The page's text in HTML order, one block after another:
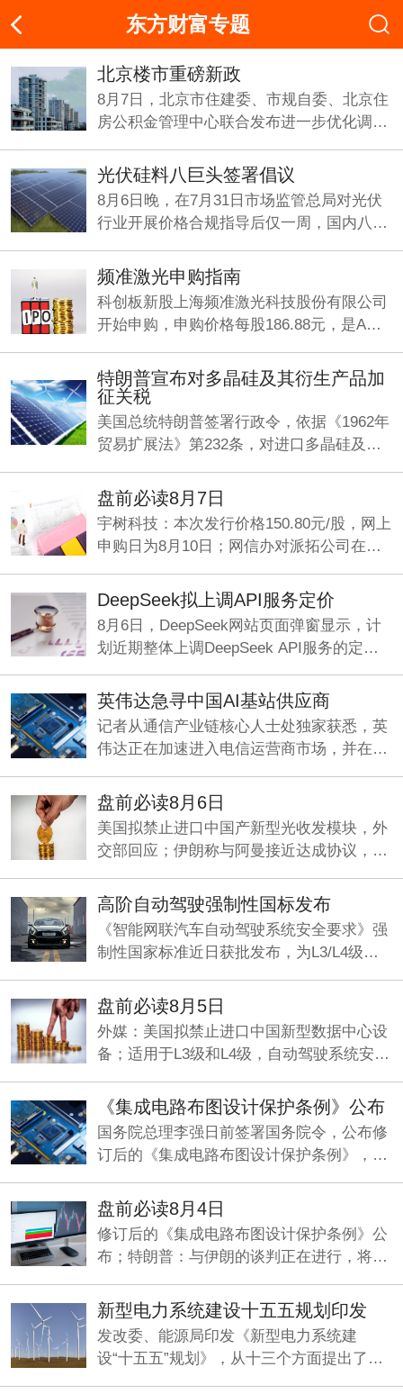
东方财富专题
北京楼市重磅新政
8月7日，北京市住建委、市规自委、北京住
房公积金管理中心联合发布进一步优化调整
光伏硅料八巨头签署倡议
8月6日晚，在7月31日市场监管总局对光伏
行业开展价格合规指导后仅一周，国内八大
书》。
频准激光申购指南
科创板新股上海频准激光科技股份有限公司
开始申购，申购价格每股186.88元，是A股
9.34万元。
特朗普宣布对多晶硅及其衍生产品加
征关税
美国总统特朗普签署行政令，依据《1962年
贸易扩展法》第232条，对进口多晶硅及其
施，以支持美国国内多晶硅、半导体和太阳
能供应链。
盘前必读8月7日
宇树科技：本次发行价格150.80元/股，网上
申购日为8月10日；网信办对派拓公司在华
止铜精矿、钴精矿的出口。
DeepSeek拟上调API服务定价
8月6日，DeepSeek网站页面弹窗显示，计
划近期整体上调DeepSeek API服务的定
英伟达急寻中国AI基站供应商
记者从通信产业链核心人士处独家获悉，英
伟达正在加速进入电信运营商市场，并在中
要求的6G基站。
盘前必读8月6日
美国拟禁止进口中国产新型光收发模块，外
交部回应；伊朗称与阿曼接近达成协议，海
小企业发展规划》即将发布。
高阶自动驾驶强制性国标发布
《智能网联汽车自动驾驶系统安全要求》强
制性国家标准近日获批发布，为L3/L4级量
元年加速兑现。
盘前必读8月5日
外媒：美国拟禁止进口中国新型数据中心设
备；适用于L3级和L4级，自动驾驶系统安全
断式逆回购操作。
《集成电路布图设计保护条例》公布
国务院总理李强日前签署国务院令，公布修
订后的《集成电路布图设计保护条例》，自
盘前必读8月4日
修订后的《集成电路布图设计保护条例》公
布；特朗普：与伊朗的谈判正在进行，将分
设“十五五”规划》。
新型电力系统建设十五五规划印发
发改委、能源局印发《新型电力系统建
设“十五五”规划》，从十三个方面提出了一